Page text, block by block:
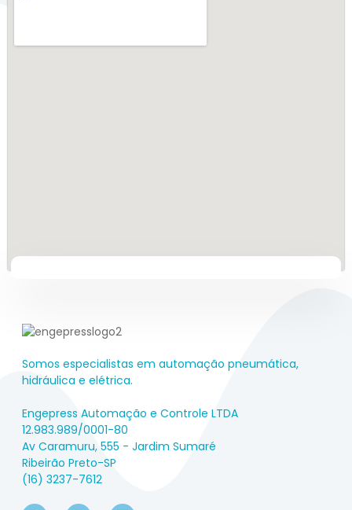
Somos especialistas em automação pneumática,
hidráulica e elétrica.
Engepress Automação e Controle LTDA
12.983.989/0001-80
Av Caramuru, 555 - Jardim Sumaré
Ribeirão Preto-SP
(16) 3237-7612